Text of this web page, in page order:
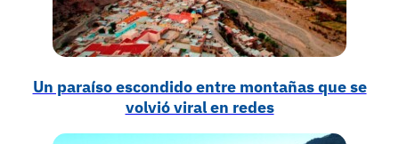
Un paraíso escondido entre montañas que se
volvió viral en redes